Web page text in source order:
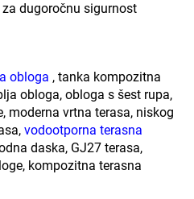
dugoročnu sigurnost
obloga , tanka kompozitna
obloga, obloga s šest rupa,
moderna vrtna terasa, niskog
vodootporna terasna
daska, GJ27 terasa,
kompozitna terasna